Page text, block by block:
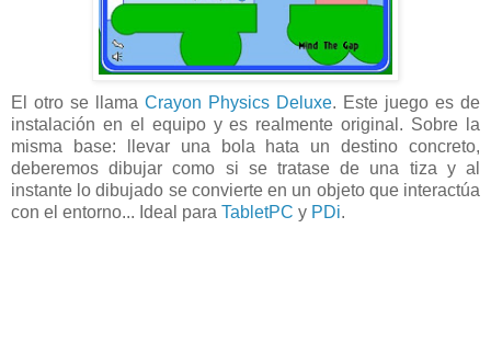
El otro se llama Crayon Physics Deluxe. Este juego es de
instalación en el equipo y es realmente original. Sobre la
misma base: llevar una bola hata un destino concreto,
deberemos dibujar como si se tratase de una tiza y al
instante lo dibujado se convierte en un objeto que interactúa
con el entorno... Ideal para TabletPC y PDi.